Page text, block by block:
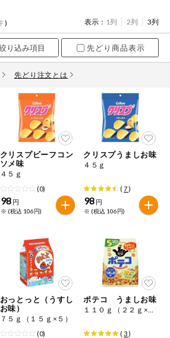
に準ずるものが含まれていない商品
卵
かに くるみ
あわび いか
) 表示： 1列 2列 3列
先どり商品表示
先どり注文とは
クリスプビーフコン
ソメ味
４５ｇ
(0)
98 円
※ (税込 106円)
クリスプうましお味
４５ｇ
( 7)
98 円
※ (税込 106円)
おっとっと（うすし
お味）
７５ｇ（１５ｇ×５）
(0)
ポテコ うましお味
１１０ｇ（２２ｇ×５）
( 3)